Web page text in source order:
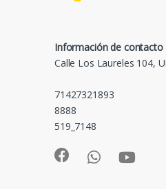
Información de contacto
Calle Los Laureles 104,
71427321893
8888
519_7148